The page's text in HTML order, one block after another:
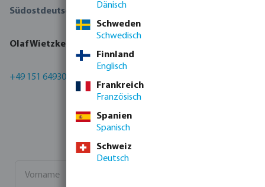
Südostdeutschland:
Olaf Wietzke
+49 151 64930215
Dänisch
Schweden
Schwedisch
Finnland
Englisch
Frankreich
Französisch
Spanien
Spanisch
Schweiz
Deutsch